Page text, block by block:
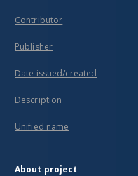
Contributor
Publisher
Date issued/created
Description
Unified name
About project